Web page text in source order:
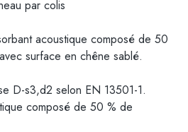
par colis
acoustique composé de 50
surface en chêne sablé.
D-s3,d2 selon EN 13501-1.
composé de 50 % de